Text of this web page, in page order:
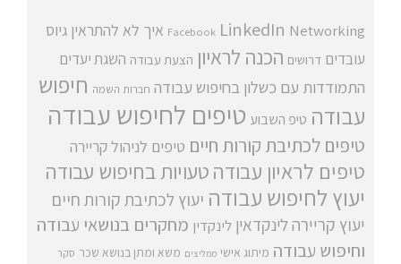
Facebook LinkedIn Networking איך לא להתראין גיוס
עובדים דרושים הכנה לראיון הצעת עבודה השגת יעדים
התמודדות עם כשלון בחיפוש עבודה חברות השמה חיפוש
עבודה טיפ השבוע טיפים לחיפוש עבודה
טיפים לכתיבת קורות חיים טיפים לניהול קריירה
טיפים לראיון עבודהטעויות בחיפוש עבודה
יעוץ לחיפוש עבודה יעוץ לכתיבת קורות חיים
יעוץ קריירה לינקדאין לינקדין מחקרים בנושאי עבודה
וחיפוש עבודה מיתוג אישי ממליצים משא ומתן בנושא שכר סקר